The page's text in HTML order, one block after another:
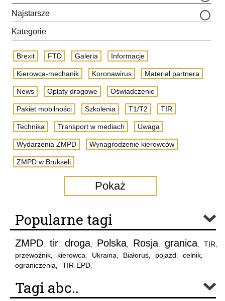
Najstarsze
Kategorie
Brexit FTD Galeria Informacje
Kierowca-mechanik Koronawirus Materiał partnera
News Opłaty drogowe Oświadczenie
Pakiet mobilności Szkolenia T1/T2 TIR
Technika Transport w mediach Uwaga
Wydarzenia ZMPD Wynagrodzenie kierowców
ZMPD w Brukseli
Pokaż
Popularne tagi
ZMPD, tir, droga, Polska, Rosja, granica, TIR,
przewoźnik, kierowca, Ukraina, Białoruś, pojazd, celnik,
ograniczenia, TIR-EPD,
Tagi abc..